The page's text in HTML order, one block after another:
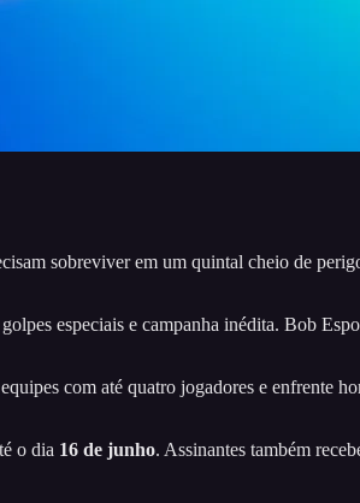
sobreviver em um quintal cheio de
especiais e campanha inédita. Bob
com até quatro jogadores e enfrente
o dia 16 de junho. Assinantes também